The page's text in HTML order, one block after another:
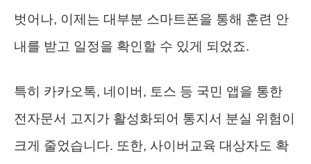
벗어나, 이제는 대부분 스마트폰을 통해 훈련 안
내를 받고 일정을 확인할 수 있게 되었죠.
특히 카카오톡, 네이버, 토스 등 국민 앱을 통한
전자문서 고지가 활성화되어 통지서 분실 위험이
크게 줄었습니다. 또한, 사이버교육 대상자도 확